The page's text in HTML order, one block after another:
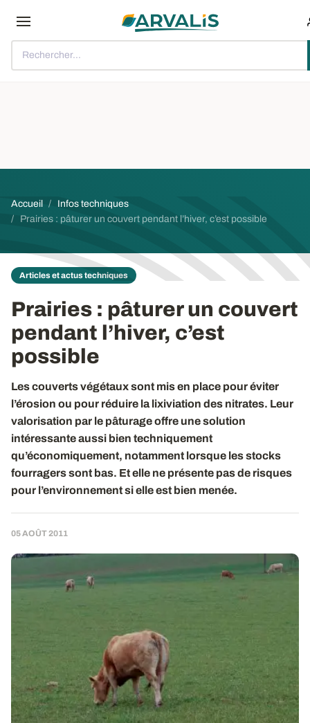
Rechercher...
Fil d'Ariane
Accueil
Infos techniques
Prairies : pâturer un couvert pendant l’hiver, c’est possible
Articles et actus techniques
Prairies : pâturer un couvert
pendant l’hiver, c’est
possible
Les couverts végétaux sont mis en place pour éviter
l’érosion ou pour réduire la lixiviation des nitrates. Leur
valorisation par le pâturage offre une solution
intéressante aussi bien techniquement
qu’économiquement, notamment lorsque les stocks
fourragers sont bas. Et elle ne présente pas de risques
pour l’environnement si elle est bien menée.
05 AOÛT 2011